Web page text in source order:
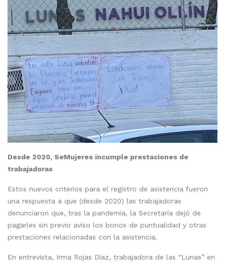
Desde 2020, SeMujeres incumple prestaciones de
trabajadoras
Estos nuevos criterios para el registro de asistencia fueron
una respuesta a que (desde 2020) las trabajadoras
denunciaron que, tras la pandemia, la Secretaría dejó de
pagarles sin previo aviso los bonos de puntualidad y otras
prestaciones relacionadas con la asistencia.
En entrevista, Irma Rojas Díaz, trabajadora de las “Lunas” en